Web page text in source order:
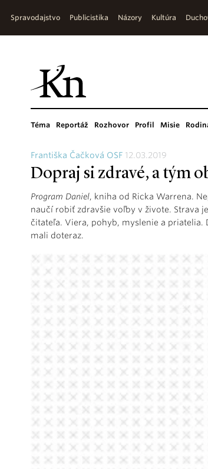
Spravodajstvo Publicistika Názory Kultúra
Téma Reportáž Rozhovor Profil Misie
Františka Čačková OSF 12.03.2019
Dopraj si zdravé, a tým
Program Daniel, kniha od Ricka Warrena.
naučí robiť zdravšie voľby v živote. Strava
čitateľa. Viera, pohyb, myslenie a
mali doteraz.